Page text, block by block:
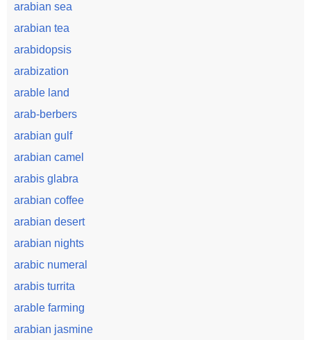
arabian sea
arabian tea
arabidopsis
arabization
arable land
arab-berbers
arabian gulf
arabian camel
arabis glabra
arabian coffee
arabian desert
arabian nights
arabic numeral
arabis turrita
arable farming
arabian jasmine